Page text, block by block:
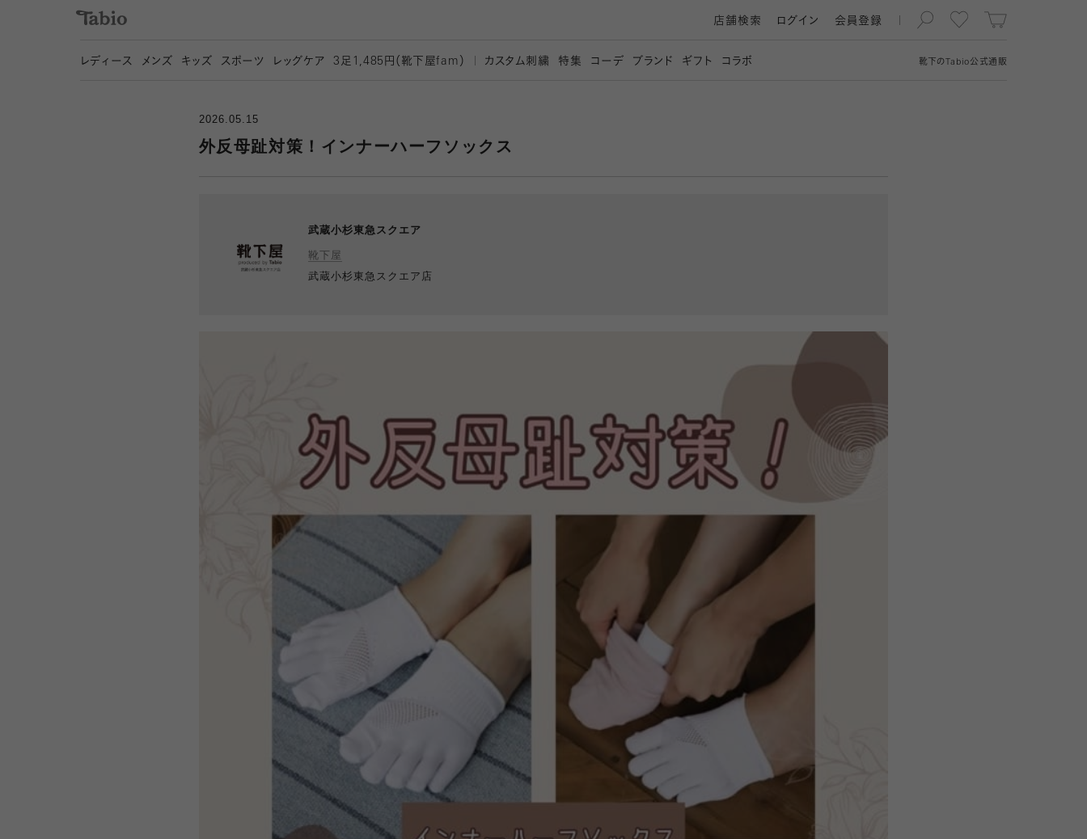
靴下の Tabio公式通販
店舗検索 ログイン 会員登録
レディース メンズ キッズ スポーツ レッグケア 3 足1,485円（靴下屋fam） カスタム刺繍 特集 コーデ ブランド ギフト コラボ
2026.05.15
外反母趾対策！インナーハーフソックス
武蔵小杉東急スクエア
靴下屋
武蔵小杉東急スクエア店